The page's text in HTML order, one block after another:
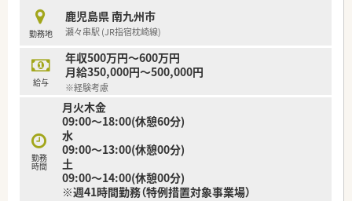
＜職場環境＞
■現在、40代男性がご勤務されております。
■助手さんは3名おります。
■色んな業種の方がご勤務されておりますが、関係性が良くチー
ム医療をする環境が整っております。
■食堂が完備されてますが、職員の方は１回350円でご利用頂け
ます。
■寮は2024年に改築しておりますので綺麗です。月23,000円で
利用可能です。
■有給取得率は70%以上ございます。
＜業務内容＞
■調剤業務
■処方監査
勤務地
鹿児島県 南九州市
瀬々串駅 (JR指宿枕崎線)
給与
年収500万円～600万円
月給350,000円～500,000円
※経験考慮
勤務
時間
月火木金
09:00～18:00(休憩60分)
水
09:00～13:00(休憩00分)
土
09:00～14:00(休憩00分)
※週41時間勤務（特例措置対象事業場）